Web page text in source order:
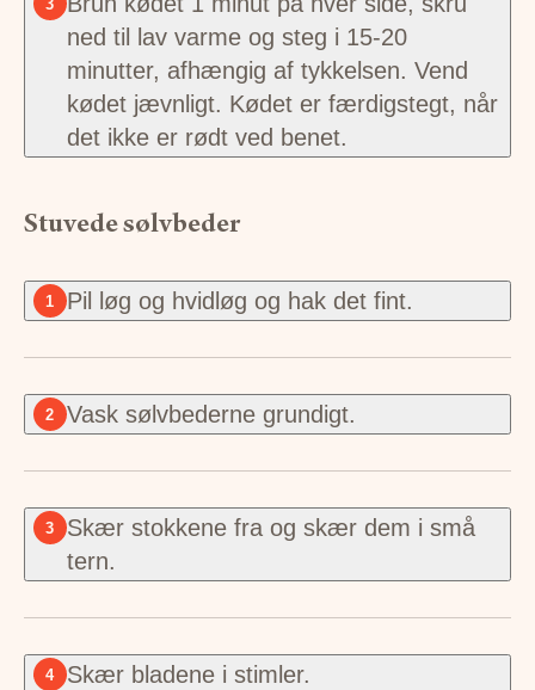
3
ned til lav varme og steg i 15-20
minutter, afhængig af tykkelsen. Vend
kødet jævnligt. Kødet er færdigstegt, når
det ikke er rødt ved benet.
Stuvede sølvbeder
1 Pil løg og hvidløg og hak det fint.
2 Vask sølvbederne grundigt.
3
Skær stokkene fra og skær dem i små
tern.
4 Skær bladene i stimler.